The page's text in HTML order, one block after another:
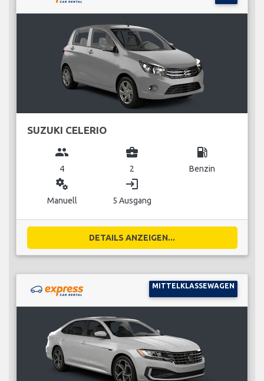
SUZUKI CELERIO
group
4
business_center
2
local_gas_station
Benzin
miscellaneous_services
Manuell
login
5 Ausgang
DETAILS ANZEIGEN...
MITTELKLASSEWAGEN